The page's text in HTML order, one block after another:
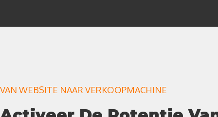
VAN WEBSITE NAAR VERKOOPMACHINE